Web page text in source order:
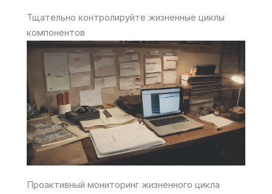
Тщательно контролируйте жизненные циклы
компонентов
Проактивный мониторинг жизненного цикла